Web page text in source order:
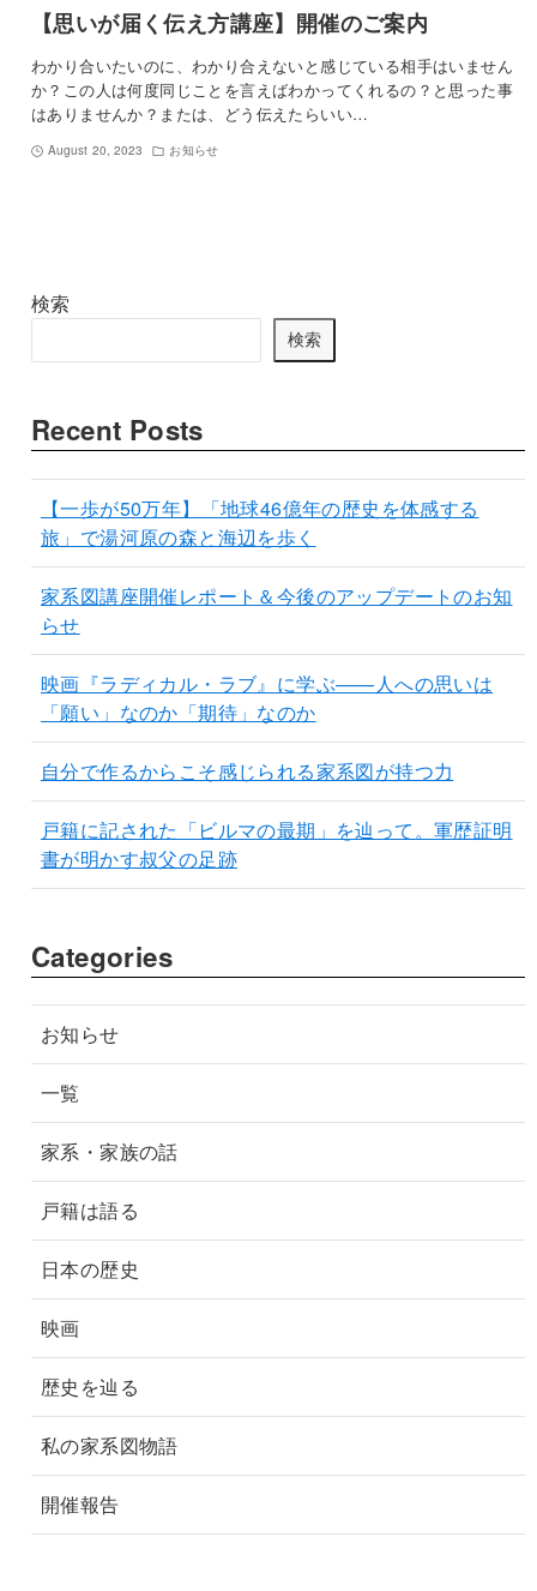
【思いが届く伝え方講座】開催のご案内
わかり合いたいのに、わかり合えないと感じている相手はいません
か？この人は何度同じことを言えばわかってくれるの？と思った事
はありませんか？または、どう伝えたらいい…
August 20, 2023 お知らせ
検索
検索
Recent Posts
【一歩が50万年】「地球46億年の歴史を体感する
旅」で湯河原の森と海辺を歩く
家系図講座開催レポート＆今後のアップデートのお知
らせ
映画『ラディカル・ラブ』に学ぶ——人への思いは
「願い」なのか「期待」なのか
自分で作るからこそ感じられる家系図が持つ力
戸籍に記された「ビルマの最期」を辿って。軍歴証明
書が明かす叔父の足跡
Categories
お知らせ
一覧
家系・家族の話
戸籍は語る
日本の歴史
映画
歴史を辿る
私の家系図物語
開催報告